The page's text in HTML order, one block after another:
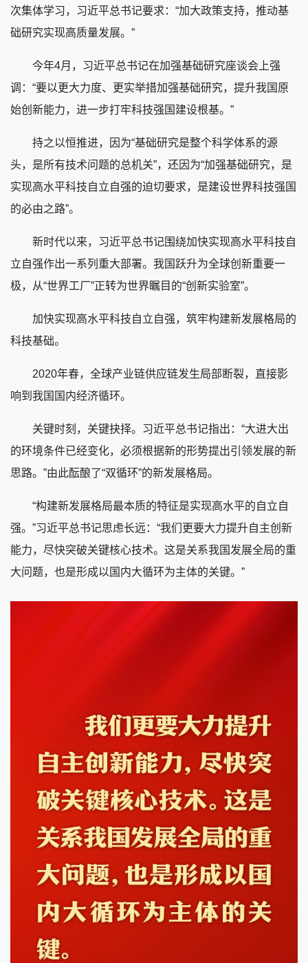
次集体学习，习近平总书记要求：“加大政策支持，推动基
础研究实现高质量发展。”
今年4月，习近平总书记在加强基础研究座谈会上强
调：“要以更大力度、更实举措加强基础研究，提升我国原
始创新能力，进一步打牢科技强国建设根基。”
持之以恒推进，因为“基础研究是整个科学体系的源
头，是所有技术问题的总机关”，还因为“加强基础研究，是
实现高水平科技自立自强的迫切要求，是建设世界科技强国
的必由之路”。
新时代以来，习近平总书记围绕加快实现高水平科技自
立自强作出一系列重大部署。我国跃升为全球创新重要一
极，从“世界工厂”正转为世界瞩目的“创新实验室”。
加快实现高水平科技自立自强，筑牢构建新发展格局的
科技基础。
2020年春，全球产业链供应链发生局部断裂，直接影
响到我国国内经济循环。
关键时刻，关键抉择。习近平总书记指出：“大进大出
的环境条件已经变化，必须根据新的形势提出引领发展的新
思路。”由此酝酿了“双循环”的新发展格局。
“构建新发展格局最本质的特征是实现高水平的自立自
强。”习近平总书记思虑长远：“我们更要大力提升自主创新
能力，尽快突破关键核心技术。这是关系我国发展全局的重
大问题，也是形成以国内大循环为主体的关键。”